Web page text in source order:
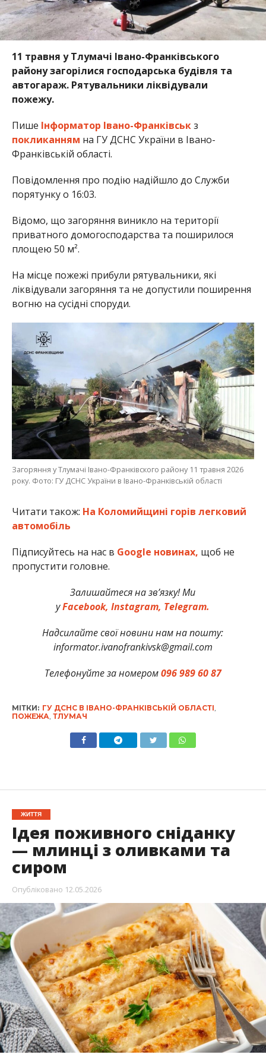
11 травня у Тлумачі Івано-Франківського
району загорілися господарська будівля та
автогараж. Рятувальники ліквідували
пожежу.
Пише Інформатор Івано-Франківськз
покликанням на ГУ ДСНС України в Івано-
Франківській області.
Повідомлення про подію надійшло до Служби
порятунку о 16:03.
Відомо, що загоряння виникло на території
приватного домогосподарства та поширилося
площею 50 м².
На місце пожежі прибули рятувальники, які
ліквідували загоряння та не допустили поширення
вогню на сусідні споруди.
Загоряння у Тлумачі Івано-Франківского району 11 травня 2026
року. Фото: ГУ ДСНС України в Івано-Франківській області
Читати також: На Коломийщині горів легковий
автомобіль
Підписуйтесь на нас в Google новинах, щоб не
пропустити головне.
Залишайтеся на зв’язку! Ми
уFacebook, Instagram, Telegram.
Надсилайте свої новини нам на пошту:
informator.ivanofrankivsk@gmail.com
Телефонуйте за номером096 989 60 87
МІТКИ: ГУ ДСНС В ІВАНО-ФРАНКІВСЬКІЙ ОБЛАСТІ
ПОЖЕЖА ТЛУМАЧ
ЖИТТЯ
Ідея поживного сніданку
— млинці з оливками та
сиром
Опубліковано 12.05.2026